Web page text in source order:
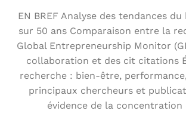
EN BREF Analyse des tendances
sur 50 ans Comparaison entre la
Global Entrepreneurship Monitor
collaboration et des cit citations
recherche : bien-être,
principaux chercheurs et
évidence de la